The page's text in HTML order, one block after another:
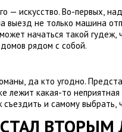
— искусство. Во-первых,
выезд не только машина
начаться такой гудеж,
рядом с собой.
, да кто угодно.
лежит какая-то неприятная
съездить и самому выбрать,